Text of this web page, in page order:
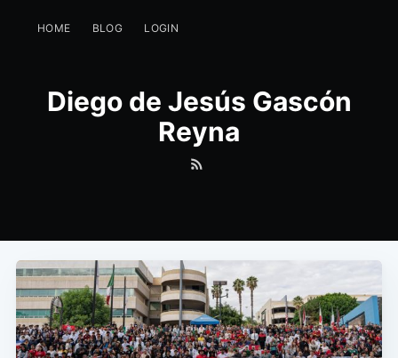
HOME BLOG LOGIN
Diego de Jesús Gascón
Reyna